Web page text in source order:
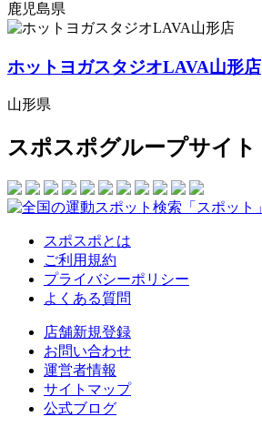
鹿児島県
ホットヨガスタジオLAVA山形店
山形県
スポスポグループサイト
スポスポとは
ご利用規約
プライバシーポリシー
よくある質問
店舗新規登録
お問い合わせ
運営者情報
サイトマップ
公式ブログ